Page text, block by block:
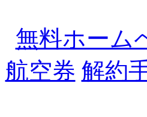
無料ホーム
航空券 解約